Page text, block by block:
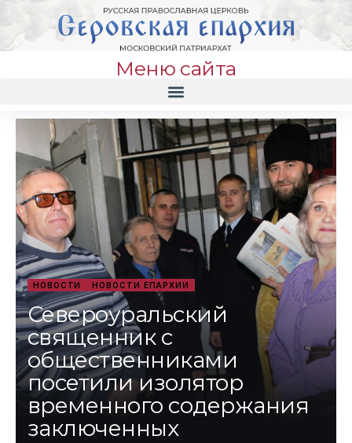
Меню сайта
НОВОСТИ НОВОСТИ ЕПАРХИИ
Североуральский
священник с
общественниками
посетили изолятор
временного содержания
заключенных